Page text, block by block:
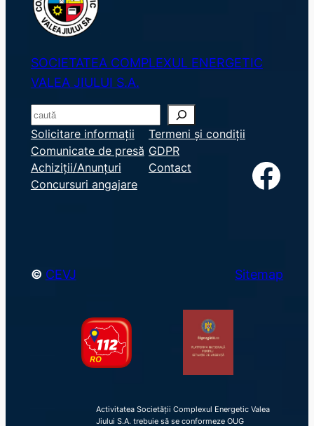
SOCIETATEA COMPLEXUL ENERGETIC
VALEA JIULUI S.A.
S
e
a
r
c
Solicitare informații
Comunicate de presă
Achiziții/Anunțuri
Concursuri angajare
Termeni și condiții
GDPR
Contact
Facebook
© CEVJ Sitemap
Activitatea Societății Complexul Energetic Valea
Jiului S.A. trebuie să se conformeze OUG